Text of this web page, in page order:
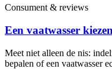
Consument & reviews
Een vaatwasser
Meet niet alleen de nis:
bepalen of een vaatwasser